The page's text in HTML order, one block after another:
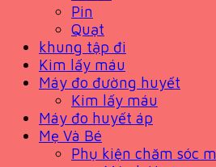
Pin
Quạt
khung tập đi
Kim lấy máu
Máy đo đường huyết
Kim lấy máu
Máy đo huyết áp
Mẹ Và Bé
Phụ kiện chăm sóc